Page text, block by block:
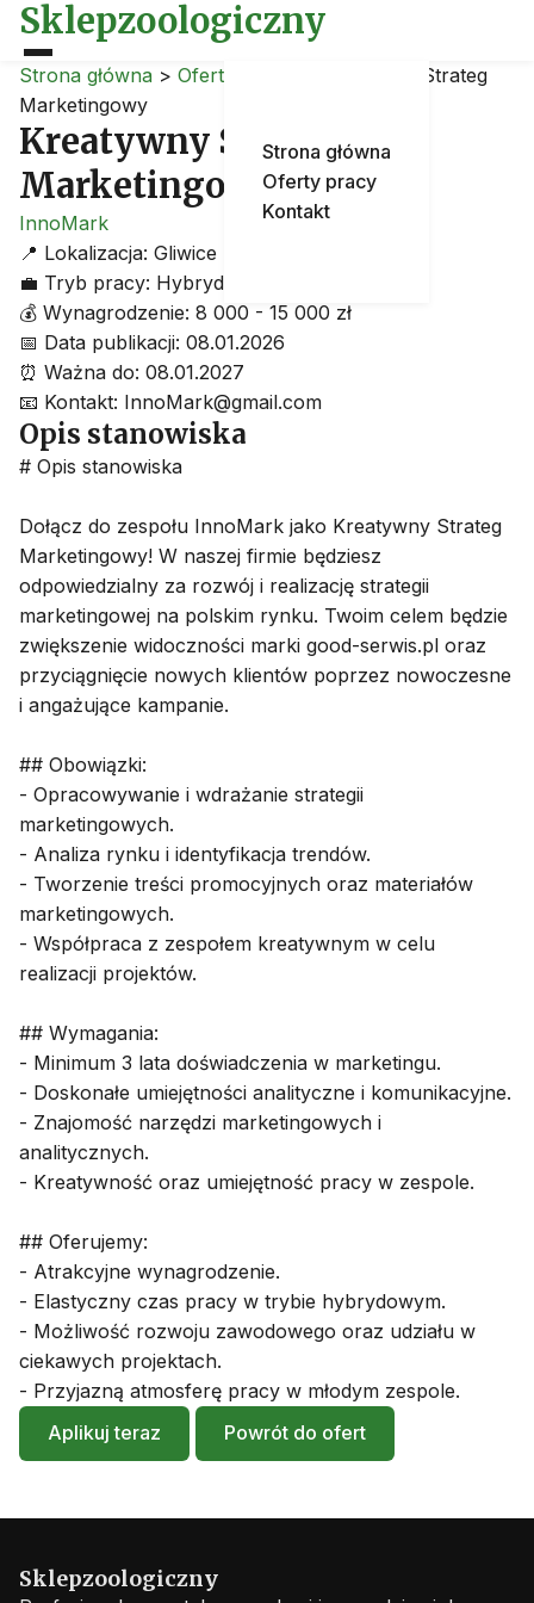
Sklepzoologiczny
Strona główna
Oferty pracy
Kontakt
Strona główna > Oferty pracy
Kreatywny Strateg
Marketingowy
Kreatywny Strateg
Marketingowy
InnoMark
📍 Lokalizacja: Gliwice
💼 Tryb pracy: Hybrydowa
💰 Wynagrodzenie: 8 000 - 15 000 zł
📅 Data publikacji: 08.01.2026
⏰ Ważna do: 08.01.2027
📧 Kontakt: InnoMark@gmail.com
Opis stanowiska
# Opis stanowiska
Dołącz do zespołu InnoMark jako Kreatywny Strateg
Marketingowy! W naszej firmie będziesz
odpowiedzialny za rozwój i realizację strategii
marketingowej na polskim rynku. Twoim celem będzie
zwiększenie widoczności marki good-serwis.pl oraz
przyciągnięcie nowych klientów poprzez nowoczesne
i angażujące kampanie.
## Obowiązki:
- Opracowywanie i wdrażanie strategii
marketingowych.
- Analiza rynku i identyfikacja trendów.
- Tworzenie treści promocyjnych oraz materiałów
marketingowych.
- Współpraca z zespołem kreatywnym w celu
realizacji projektów.
## Wymagania:
- Minimum 3 lata doświadczenia w marketingu.
- Doskonałe umiejętności analityczne i komunikacyjne.
- Znajomość narzędzi marketingowych i
analitycznych.
- Kreatywność oraz umiejętność pracy w zespole.
## Oferujemy:
- Atrakcyjne wynagrodzenie.
- Elastyczny czas pracy w trybie hybrydowym.
- Możliwość rozwoju zawodowego oraz udziału w
ciekawych projektach.
- Przyjazną atmosferę pracy w młodym zespole.
Aplikuj teraz
Powrót do ofert
Sklepzoologiczny